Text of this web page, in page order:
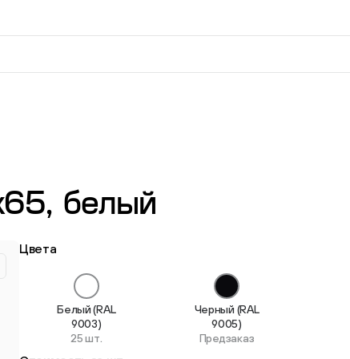
белый
Цвета
Белый (RAL
9003)
25 шт.
Черный (RAL
9005)
Предзаказ
Резьбовые регулируемые
548 товаров